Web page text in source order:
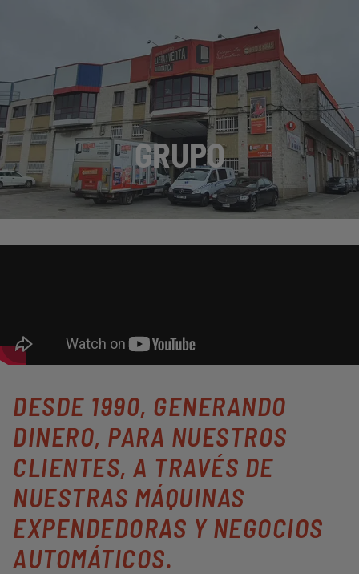
GRUPO
DESDE 1990, GENERANDO
DINERO, PARA NUESTROS
CLIENTES, A TRAVÉS DE
NUESTRAS MÁQUINAS
EXPENDEDORAS Y NEGOCIOS
AUTOMÁTICOS.